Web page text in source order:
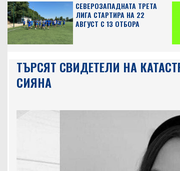
СЕВЕРОЗАПАДНАТА ТРЕТА
ЛИГА СТАРТИРА НА 22
АВГУСТ С 13 ОТБОРА
ТЪРСЯТ СВИДЕТЕЛИ НА
СИЯНА